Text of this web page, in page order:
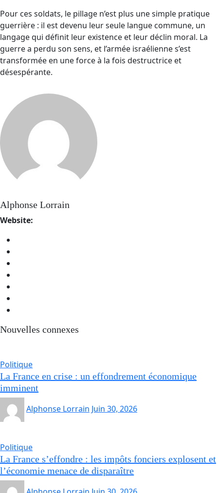
Pour ces soldats, le pillage n’est plus une simple pratique
guerrière : il est devenu leur seule langue commune, un
langage qui définit leur existence et leur déclin moral. La
guerre a perdu son sens, et l’armée israélienne s’est
transformée en une force à la fois destructrice et
désespérante.
Alphonse Lorrain
Website:
Nouvelles connexes
Politique
La France en crise : un effondrement économique
imminent
Alphonse Lorrain Juin 30, 2026
Politique
La France s’effondre : les impôts fonciers explosent et
l’économie menace de disparaître